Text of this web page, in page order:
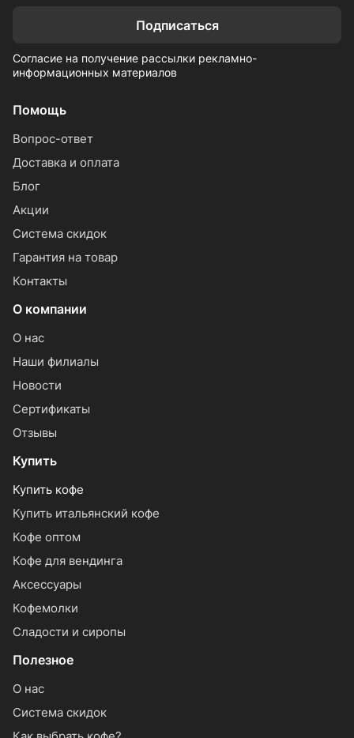
Подписаться
Согласие на получение рассылки рекламно-
информационных материалов
Помощь
Вопрос-ответ
Доставка и оплата
Блог
Акции
Система скидок
Гарантия на товар
Контакты
О компании
О нас
Наши филиалы
Новости
Сертификаты
Отзывы
Купить
Купить кофе
Купить итальянский кофе
Кофе оптом
Кофе для вендинга
Аксессуары
Кофемолки
Сладости и сиропы
Полезное
О нас
Система скидок